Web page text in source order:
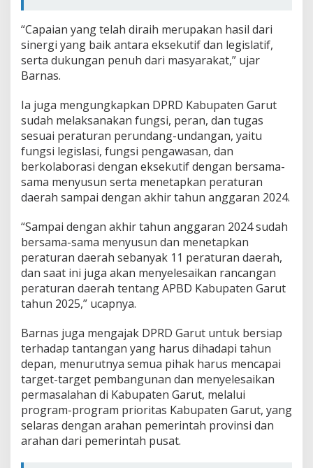
“Capaian yang telah diraih merupakan hasil dari
sinergi yang baik antara eksekutif dan legislatif,
serta dukungan penuh dari masyarakat,” ujar
Barnas.
Ia juga mengungkapkan DPRD Kabupaten Garut
sudah melaksanakan fungsi, peran, dan tugas
sesuai peraturan perundang-undangan, yaitu
fungsi legislasi, fungsi pengawasan, dan
berkolaborasi dengan eksekutif dengan bersama-
sama menyusun serta menetapkan peraturan
daerah sampai dengan akhir tahun anggaran 2024.
“Sampai dengan akhir tahun anggaran 2024 sudah
bersama-sama menyusun dan menetapkan
peraturan daerah sebanyak 11 peraturan daerah,
dan saat ini juga akan menyelesaikan rancangan
peraturan daerah tentang APBD Kabupaten Garut
tahun 2025,” ucapnya.
Barnas juga mengajak DPRD Garut untuk bersiap
terhadap tantangan yang harus dihadapi tahun
depan, menurutnya semua pihak harus mencapai
target-target pembangunan dan menyelesaikan
permasalahan di Kabupaten Garut, melalui
program-program prioritas Kabupaten Garut, yang
selaras dengan arahan pemerintah provinsi dan
arahan dari pemerintah pusat.